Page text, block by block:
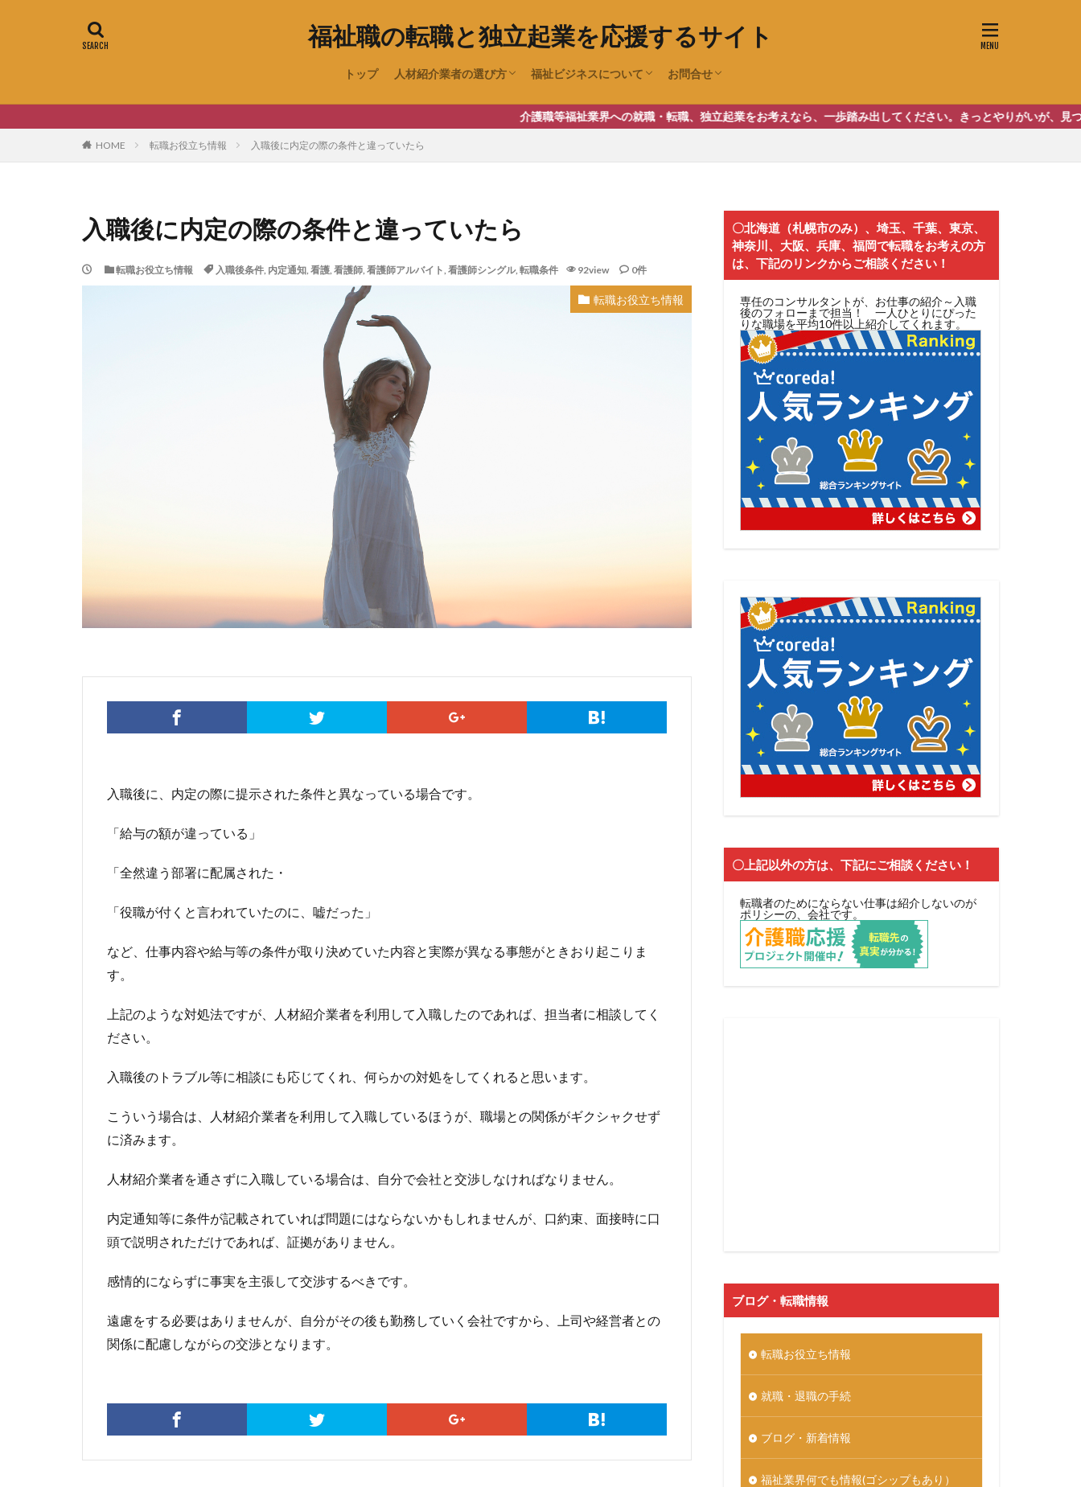
福祉職の転職と独立起業を応援するサイト
トップ 人材紹介業者の選び方
待遇の見方（求人情報チェックポイント）
職場環境チェック
福祉ビジネスについて
障害者グループホーム(共同生活援助）
放課後デイサービス・児童発達支援事業
障害者デイサービス(生活介護)
老人ホーム紹介業の開業
成年後見事業の開業について
お問合せ
ユーチューブ動画投稿
介護職等福祉業界への就職・転職、独立起業をお考えなら、一歩踏み出してください。きっとやりがいが、見つかります。
HOME 転職お役立ち情報 入職後に内定の際の条件と違っていたら
入職後に内定の際の条件と違っていたら
転職お役立ち情報 入職後条件, 内定通知, 看護, 看護師, 看護師アルバイト, 看護師シングル, 転職条件 92view 0件
転職お役立ち情報
入職後に、内定の際に提示された条件と異なっている場合です。
「給与の額が違っている」
「全然違う部署に配属された・
「役職が付くと言われていたのに、嘘だった」
など、仕事内容や給与等の条件が取り決めていた内容と実際が異なる事態がときおり起こりま
す。
上記のような対処法ですが、人材紹介業者を利用して入職したのであれば、担当者に相談してく
ださい。
入職後のトラブル等に相談にも応じてくれ、何らかの対処をしてくれると思います。
こういう場合は、人材紹介業者を利用して入職しているほうが、職場との関係がギクシャクせず
に済みます。
人材紹介業者を通さずに入職している場合は、自分で会社と交渉しなければなりません。
内定通知等に条件が記載されていれば問題にはならないかもしれませんが、口約束、面接時に口
頭で説明されただけであれば、証拠がありません。
感情的にならずに事実を主張して交渉するべきです。
遠慮をする必要はありませんが、自分がその後も勤務していく会社ですから、上司や経営者との
関係に配慮しながらの交渉となります。
〇北海道（札幌市のみ）、埼玉、千葉、東京、
神奈川、大阪、兵庫、福岡で転職をお考えの方
は、下記のリンクからご相談ください！
専任のコンサルタントが、お仕事の紹介～入職
後のフォローまで担当！ 一人ひとりにぴった
りな職場を平均10件以上紹介してくれます。
〇上記以外の方は、下記にご相談ください！
転職者のためにならない仕事は紹介しないのが
ポリシーの、会社です。
ブログ・転職情報
転職お役立ち情報
就職・退職の手続
ブログ・新着情報
福祉業界何でも情報(ゴシップもあり）